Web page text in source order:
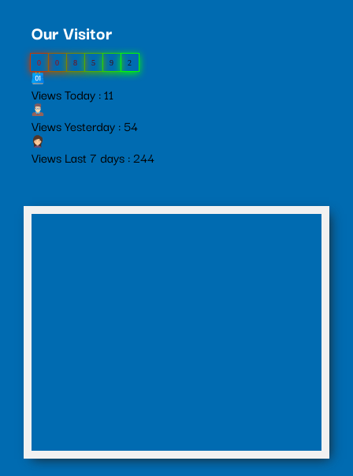
Our Visitor
0 0 8 5 9 2
Views Today : 11
Views Yesterday : 54
Views Last 7 days : 244